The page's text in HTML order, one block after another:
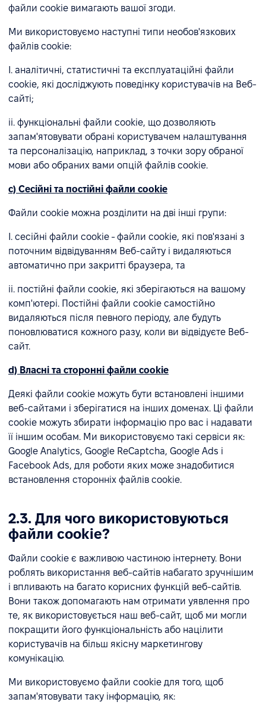
файли cookie вимагають вашої згоди.
Ми використовуємо наступні типи необов'язкових
файлів cookie:
I. аналітичні, статистичні та експлуатаційні файли
cookie, які досліджують поведінку користувачів на Веб-
сайті;
ii. функціональні файли cookie, що дозволяють
запам'ятовувати обрані користувачем налаштування
та персоналізацію, наприклад, з точки зору обраної
мови або обраних вами опцій файлів cookie.
c) Сесійні та постійні файли cookie
Файли cookie можна розділити на дві інші групи:
I. сесійні файли cookie - файли cookie, які пов'язані з
поточним відвідуванням Веб-сайту і видаляються
автоматично при закритті браузера, та
ii. постійні файли cookie, які зберігаються на вашому
комп'ютері. Постійні файли cookie самостійно
видаляються після певного періоду, але будуть
поновлюватися кожного разу, коли ви відвідуєте Веб-
сайт.
d) Власні та сторонні файли cookie
Деякі файли cookie можуть бути встановлені іншими
веб-сайтами і зберігатися на інших доменах. Ці файли
cookie можуть збирати інформацію про вас і надавати
її іншим особам. Ми використовуємо такі сервіси як:
Google Analytics, Google ReCaptcha, Google Ads і
Facebook Ads, для роботи яких може знадобитися
встановлення сторонніх файлів cookie.
2.3. Для чого використовуються
файли cookie?
Файли cookie є важливою частиною інтернету. Вони
роблять використання веб-сайтів набагато зручнішим
і впливають на багато корисних функцій веб-сайтів.
Вони також допомагають нам отримати уявлення про
те, як використовується наш веб-сайт, щоб ми могли
покращити його функціональність або націлити
користувачів на більш якісну маркетингову
комунікацію.
Ми використовуємо файли cookie для того, щоб
запам'ятовувати таку інформацію, як: